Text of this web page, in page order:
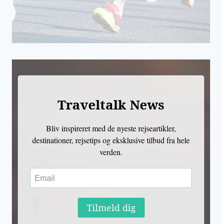
Traveltalk News
Bliv inspireret med de nyeste rejseartikler,
destinationer, rejsetips og eksklusive tilbud fra hele
verden.
Tilmeld dig